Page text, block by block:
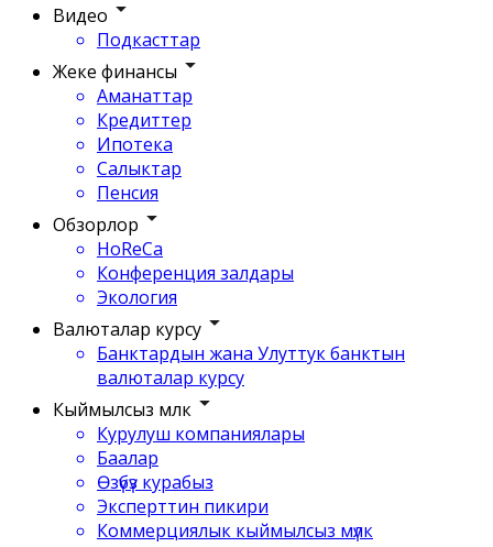
Видео
Подкасттар
Жеке финансы
Аманаттар
Кредиттер
Ипотека
Салыктар
Пенсия
Обзорлор
HoReCa
Конференция залдары
Экология
Валюталар курсу
Банктардын жана Улуттук банктын
валюталар курсу
Кыймылсыз мүлк
Курулуш компаниялары
Баалар
Өзүбүз курабыз
Эксперттин пикири
Коммерциялык кыймылсыз мүлк